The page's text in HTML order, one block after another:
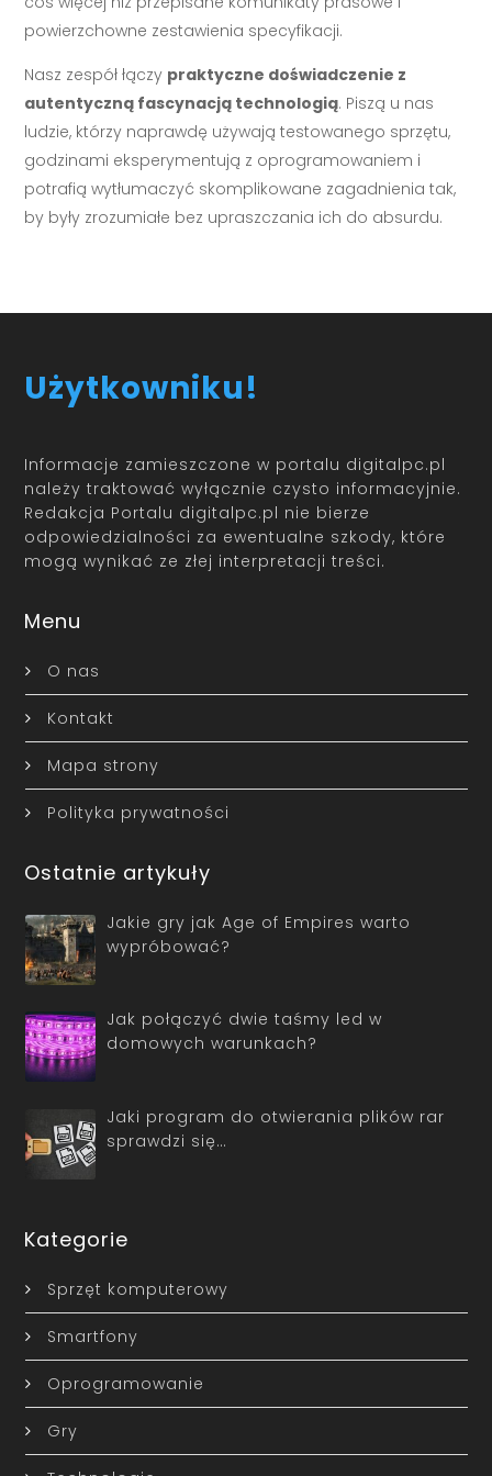
powierzchowne zestawienia specyfikacji.
Nasz zespół łączy praktyczne doświadczenie z
autentyczną fascynacją technologią. Piszą u nas
ludzie, którzy naprawdę używają testowanego sprzętu,
godzinami eksperymentują z oprogramowaniem i
potrafią wytłumaczyć skomplikowane zagadnienia tak,
by były zrozumiałe bez upraszczania ich do absurdu.
Użytkowniku!
Informacje zamieszczone w portalu digitalpc.pl
należy traktować wyłącznie czysto informacyjnie.
Redakcja Portalu digitalpc.pl nie bierze
odpowiedzialności za ewentualne szkody, które
mogą wynikać ze złej interpretacji treści.
Menu
O nas
Kontakt
Mapa strony
Polityka prywatności
Ostatnie artykuły
Jakie gry jak Age of Empires warto
wypróbować?
Jak połączyć dwie taśmy led w
domowych warunkach?
Jaki program do otwierania plików rar
sprawdzi się…
Kategorie
Sprzęt komputerowy
Smartfony
Oprogramowanie
Gry